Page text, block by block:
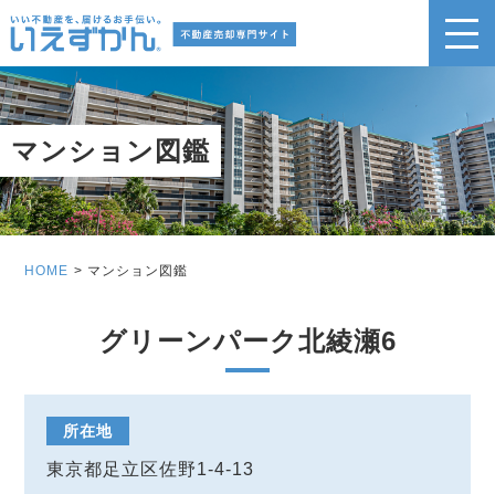
マンション図鑑
HOME マンション図鑑
グリーンパーク北綾瀬6
所在地
東京都足立区佐野1-4-13